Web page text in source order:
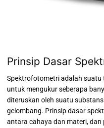
Prinsip Dasar
Spektrofotometri adalah suatu
untuk mengukur seberapa
diteruskan oleh suatu
gelombang. Prinsip dasar
antara cahaya dan materi,